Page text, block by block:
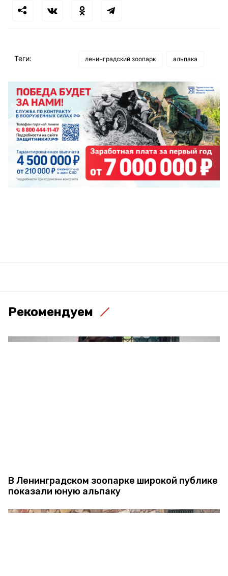
Теги: ленинградский зоопарк альпака
Рекомендуем
В Ленинградском зоопарке широкой публике
показали юную альпаку